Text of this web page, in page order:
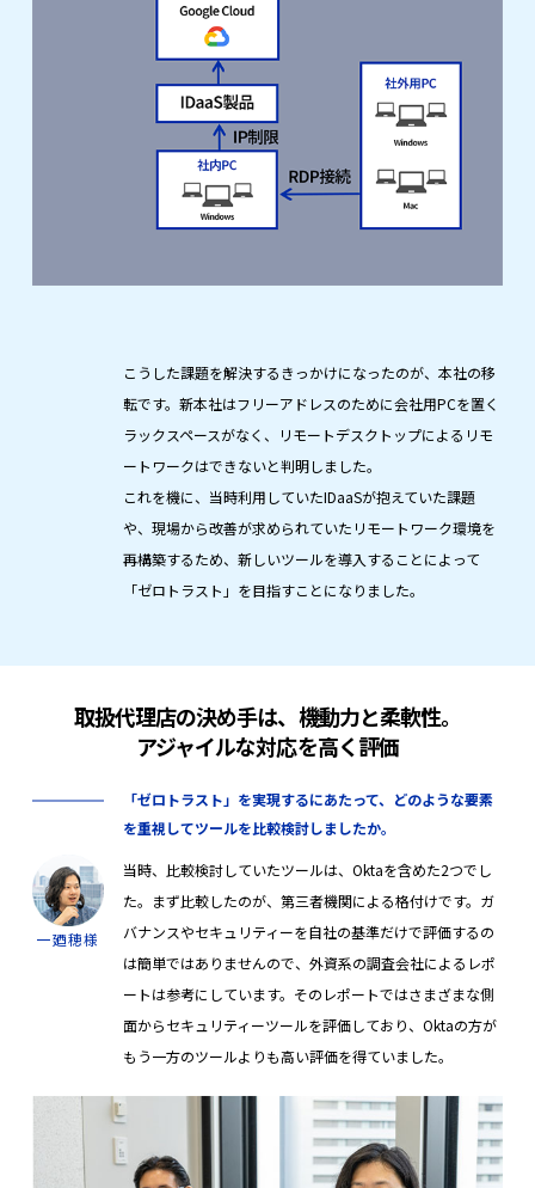
こうした課題を解決するきっかけになったのが、本社の移
転です。新本社はフリーアドレスのために会社用PCを置く
ラックスペースがなく、リモートデスクトップによるリモ
ートワークはできないと判明しました。
これを機に、当時利用していたIDaaSが抱えていた課題
や、現場から改善が求められていたリモートワーク環境を
再構築するため、新しいツールを導入することによって
「ゼロトラスト」を目指すことになりました。
取扱代理店の決め手は、機動力と柔軟性。
アジャイルな対応を高く評価
「ゼロトラスト」を実現するにあたって、どのような要素
を重視してツールを比較検討しましたか。
一廼穂様
当時、比較検討していたツールは、Oktaを含めた2つでし
た。まず比較したのが、第三者機関による格付けです。ガ
バナンスやセキュリティーを自社の基準だけで評価するの
は簡単ではありませんので、外資系の調査会社によるレポ
ートは参考にしています。そのレポートではさまざまな側
面からセキュリティーツールを評価しており、Oktaの方が
もう一方のツールよりも高い評価を得ていました。